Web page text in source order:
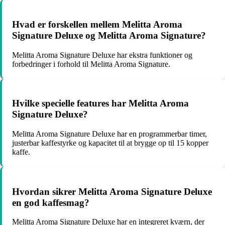
Hvad er forskellen mellem Melitta Aroma
Signature Deluxe og Melitta Aroma Signature?
Melitta Aroma Signature Deluxe har ekstra funktioner og
forbedringer i forhold til Melitta Aroma Signature.
Hvilke specielle features har Melitta Aroma
Signature Deluxe?
Melitta Aroma Signature Deluxe har en programmerbar timer,
justerbar kaffestyrke og kapacitet til at brygge op til 15 kopper
kaffe.
Hvordan sikrer Melitta Aroma Signature Deluxe
en god kaffesmag?
Melitta Aroma Signature Deluxe har en integreret kværn, der